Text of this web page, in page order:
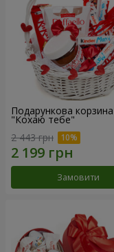
Подарункова корзина
"Кохаю тебе"
2 443 грн
Замовити